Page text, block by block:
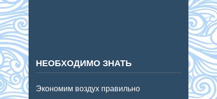
НЕОБХОДИМО ЗНАТЬ
Экономим воздух правильно